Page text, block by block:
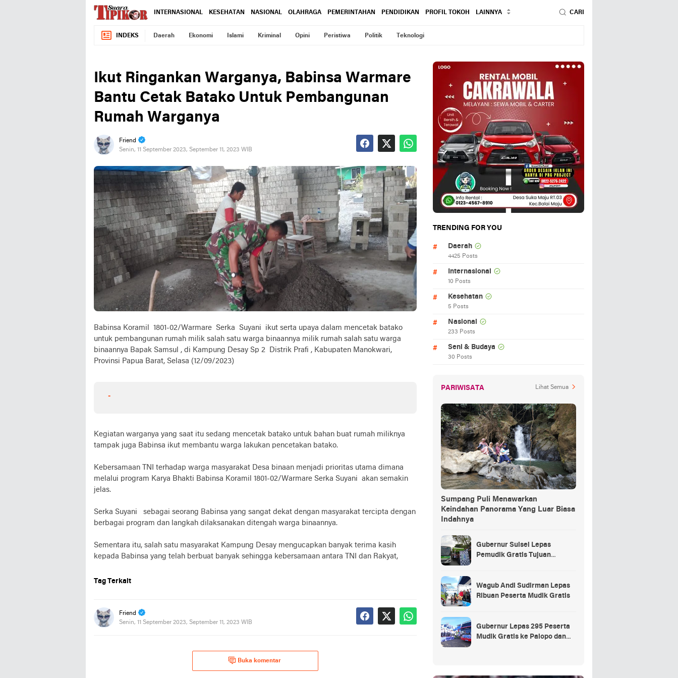
INTERNASIONAL KESEHATAN NASIONAL OLAHRAGA PEMERINTAHAN PENDIDIKAN PROFIL TOKOH LAINNYA CARI
INDEKS Daerah Ekonomi Islami Kriminal Opini Peristiwa Politik Teknologi
Ikut Ringankan Warganya, Babinsa Warmare
Bantu Cetak Batako Untuk Pembangunan
Rumah Warganya
Friend
Senin, 11 September 2023, September 11, 2023 WIB
Babinsa Koramil 1801-02/Warmare Serka Suyani ikut serta upaya dalam mencetak batako
untuk pembangunan rumah milik salah satu warga binaannya milik rumah salah satu warga
binaannya Bapak Samsul , di Kampung Desay Sp 2 Distrik Prafi , Kabupaten Manokwari,
Provinsi Papua Barat, Selasa (12/09/2023)
-
Kegiatan warganya yang saat itu sedang mencetak batako untuk bahan buat rumah miliknya
tampak juga Babinsa ikut membantu warga lakukan pencetakan batako.
Kebersamaan TNI terhadap warga masyarakat Desa binaan menjadi prioritas utama dimana
melalui program Karya Bhakti Babinsa Koramil 1801-02/Warmare Serka Suyani akan semakin
jelas.
Serka Suyani sebagai seorang Babinsa yang sangat dekat dengan masyarakat tercipta dengan
berbagai program dan langkah dilaksanakan ditengah warga binaannya.
Sementara itu, salah satu masyarakat Kampung Desay mengucapkan banyak terima kasih
kepada Babinsa yang telah berbuat banyak sehingga kebersamaan antara TNI dan Rakyat,
Tag Terkait
Friend
Senin, 11 September 2023, September 11, 2023 WIB
Buka komentar
TRENDING FOR YOU
Daerah
4425 Posts
Internasional
10 Posts
Kesehatan
5 Posts
Nasional
233 Posts
Seni & Budaya
30 Posts
PARIWISATA Lihat Semua
Sumpang Puli Menawarkan
Keindahan Panorama Yang Luar Biasa
Indahnya
Gubernur Sulsel Lepas
Pemudik Gratis Tujuan
Wagub Andi Sudirman Lepas
Ribuan Peserta Mudik Gratis
Gubernur Lepas 295 Peserta
Mudik Gratis ke Palopo dan